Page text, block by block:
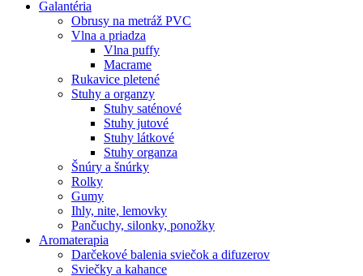
Galantéria
Obrusy na metráž PVC
Vlna a priadza
Vlna puffy
Macrame
Rukavice pletené
Stuhy a organzy
Stuhy saténové
Stuhy jutové
Stuhy látkové
Stuhy organza
Šnúry a šnúrky
Rolky
Gumy
Ihly, nite, lemovky
Pančuchy, silonky, ponožky
Aromaterapia
Darčekové balenia sviečok a difuzerov
Sviečky a kahance